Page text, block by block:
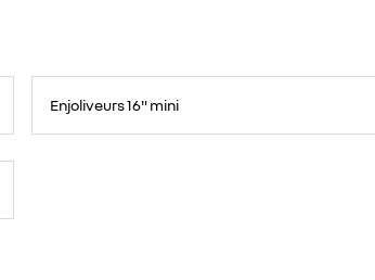
Enjoliveurs 16" mini